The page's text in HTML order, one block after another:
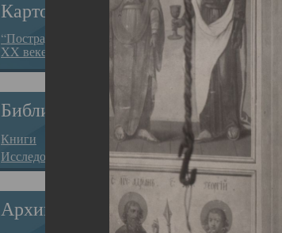
Картотека
“Пострадавшие за веру в
XX веке на Севере”
Библиотека
Книги
Исследования
Архив
Свято-Троицкий
23.12.2015
Сегодня мы
пострадал от
выдающихся
вызванная
разрушение
собора
Возникнув в
двухэтажный
XVIII веке по
оставался
второе место,